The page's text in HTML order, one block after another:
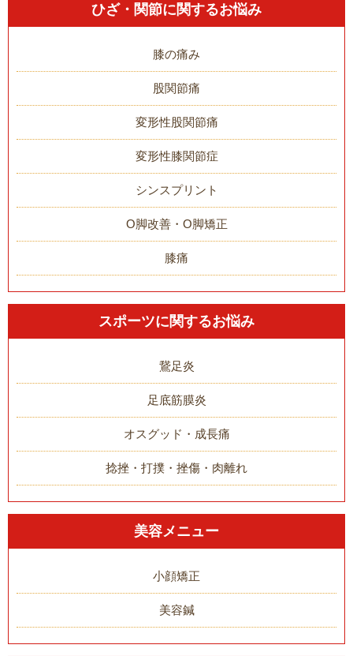
ひざ・関節に関するお悩み
膝の痛み
股関節痛
変形性股関節痛
変形性膝関節症
シンスプリント
O脚改善・O脚矯正
膝痛
スポーツに関するお悩み
鵞足炎
足底筋膜炎
オスグッド・成長痛
捻挫・打撲・挫傷・肉離れ
美容メニュー
小顔矯正
美容鍼